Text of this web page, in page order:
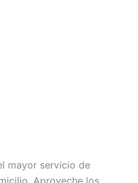
mayor servicio de